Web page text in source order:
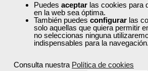
Puedes aceptar las cookies para
en la web sea óptima.
También puedes configurar las
solo aquellas que quiera permitir
no seleccionas ninguna
indispensables para la navegación.
Consulta nuestra Política de cookies
¿No recuerdas tu nombre de usuario o